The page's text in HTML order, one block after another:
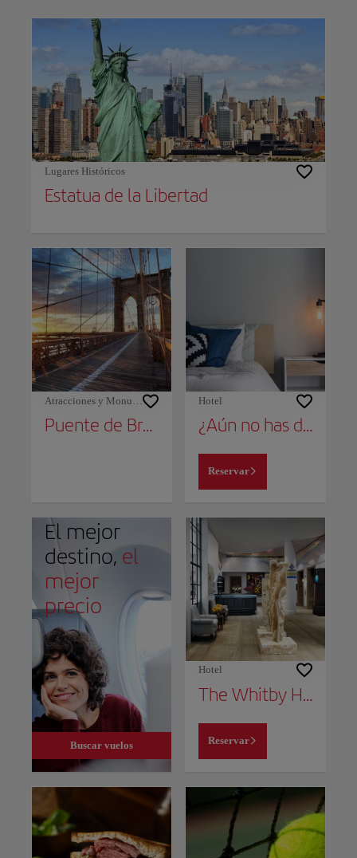
Lugares Históricos
Estatua de la Libertad
Atracciones y Monumentos
Puente de Brooklyn
Hotel
¿Aún no has decidido dónde alojarte?
Reservar
El mejor
destino, el
mejor
precio
Buscar vuelos
Hotel
The Whitby Hotel
Reservar